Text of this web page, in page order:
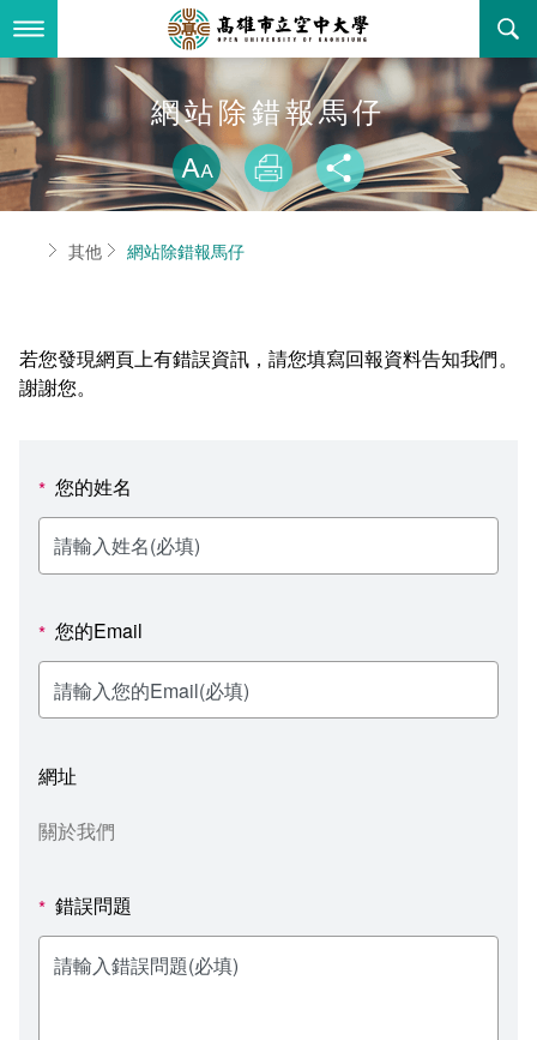
到
要
內最新消息
全部公告
教務公告
學系公告
活動研習
歷史訊息
新聞媒體專區
校園行事曆
報名系統
線上報名查詢
關於本校
空大簡介
立案證明
空大有利的學習條件
環境設備
本校位置
資訊圖像化專區
活動花絮
影音資訊
行政單位
行政單位簡介
校長室
教務處課務組
學習指導中心
輔導處
研發處
秘書處出納組
教學媒體處
電算中心
學術單位
通識教育中心
法律學系
大眾傳播學系
外國語文學系
文化藝術學系
健康管理與促進學系
其他好站
資訊相關法規
校務資訊
新生報名
在學資訊
校務系統
課程大綱
網路選課
校園行事曆
校內系統
資訊服務線上報修系統
消耗品申請
教室‧會議室預約系統
問卷調查
法令規章
政府公開資訊
意見信箱
各單位意見信箱
影音資訊
網站除錯報馬仔
略過字型切
放大
列印 分享
首頁其他 網站除錯報馬仔
若您發現網頁上有錯誤資訊，請您填寫回報資料告知我們。
謝謝您。
* 您的姓名
* 您的Email
網址
關於我們
* 錯誤問題